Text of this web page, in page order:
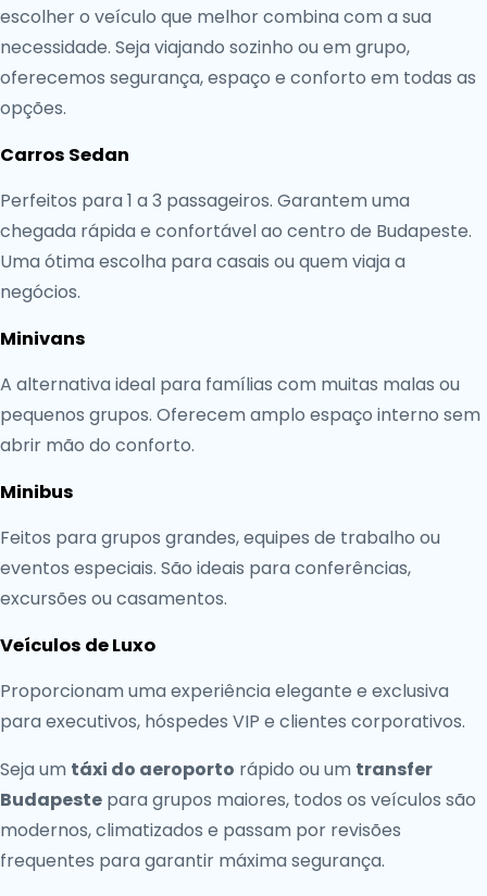
escolher o veículo que melhor combina com a sua
necessidade. Seja viajando sozinho ou em grupo,
oferecemos segurança, espaço e conforto em todas as
opções.
Carros Sedan
Perfeitos para 1 a 3 passageiros. Garantem uma
chegada rápida e confortável ao centro de Budapeste.
Uma ótima escolha para casais ou quem viaja a
negócios.
Minivans
A alternativa ideal para famílias com muitas malas ou
pequenos grupos. Oferecem amplo espaço interno sem
abrir mão do conforto.
Minibus
Feitos para grupos grandes, equipes de trabalho ou
eventos especiais. São ideais para conferências,
excursões ou casamentos.
Veículos de Luxo
Proporcionam uma experiência elegante e exclusiva
para executivos, hóspedes VIP e clientes corporativos.
Seja um táxi do aeroporto rápido ou um transfer
Budapeste para grupos maiores, todos os veículos são
modernos, climatizados e passam por revisões
frequentes para garantir máxima segurança.